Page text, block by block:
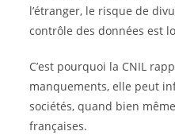
l’étranger, le risque de
contrôle des données est
C’est pourquoi la CNIL
manquements, elle peut
sociétés, quand bien
françaises.